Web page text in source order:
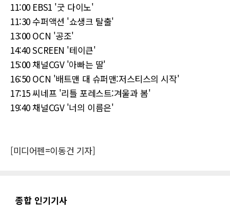
11:00 EBS1 '굿 다이노'
11:30 수퍼액션 '쇼생크 탈출'
13:00 OCN '공조'
14:40 SCREEN '테이큰'
15:00 채널CGV '아빠는 딸'
16:50 OCN '배트맨 대 슈퍼맨:저스티스의 시작'
17:15 씨네프 '리틀 포레스트:겨울과 봄'
19:40 채널CGV '너의 이름은'
[미디어펜=이동건 기자]
종합 인기기사